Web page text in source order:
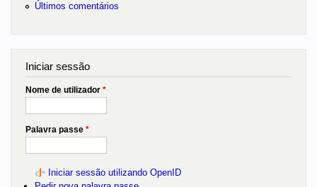
Últimos comentários
Iniciar sessão
Nome de utilizador *
Palavra passe *
Iniciar sessão utilizando OpenID